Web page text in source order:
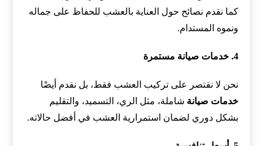
كما نقدم نصائح حول العناية بالعشب للحفاظ على جماله
ونموه المستدام.
4. خدمات صيانة مستمرة
نحن لا نقتصر على تركيب العشب فقط، بل نقدم أيضًا
خدمات صيانة شاملة، مثل الري، التسميد، والتقليم
بشكل دوري لضمان استمرارية العشب في أفضل حالاته.